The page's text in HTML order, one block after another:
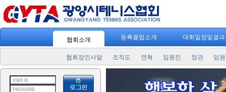
협회소개 등록클럽소개 대회일정및결
협회장인사말 조직도 연혁 임원진 정관 임